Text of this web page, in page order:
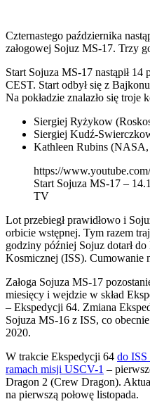
Czternastego października
załogowej Sojuz MS-17. Trzy
Start Sojuza MS-17 nastąpił
CEST. Start odbył się z
Na pokładzie znalazło się troje
Siergiej Ryżykow
Siergiej Kudź-
Kathleen Rubins
https://
Start Sojuza MS-17 –
TV
Lot przebiegł prawidłowo i
orbicie wstępnej. Tym razem
godziny później Sojuz dotarł
Kosmicznej (ISS). Cumowanie
Załoga Sojuza MS-17
miesięcy i wejdzie w skład
– Ekspedycji 64. Zmiana
Sojuza MS-16 z ISS, co
2020.
W trakcie Ekspedycji 64 do ISS
ramach misji USCV-1 –
Dragon 2 (Crew Dragon).
na pierwszą połowę listopada.